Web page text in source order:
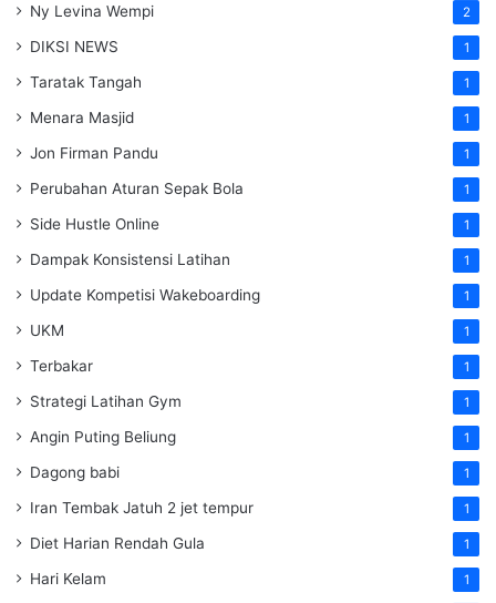
Ny Levina Wempi 2
DIKSI NEWS 1
Taratak Tangah 1
Menara Masjid 1
Jon Firman Pandu 1
Perubahan Aturan Sepak Bola 1
Side Hustle Online 1
Dampak Konsistensi Latihan 1
Update Kompetisi Wakeboarding 1
UKM 1
Terbakar 1
Strategi Latihan Gym 1
Angin Puting Beliung 1
Dagong babi 1
Iran Tembak Jatuh 2 jet tempur 1
Diet Harian Rendah Gula 1
Hari Kelam 1